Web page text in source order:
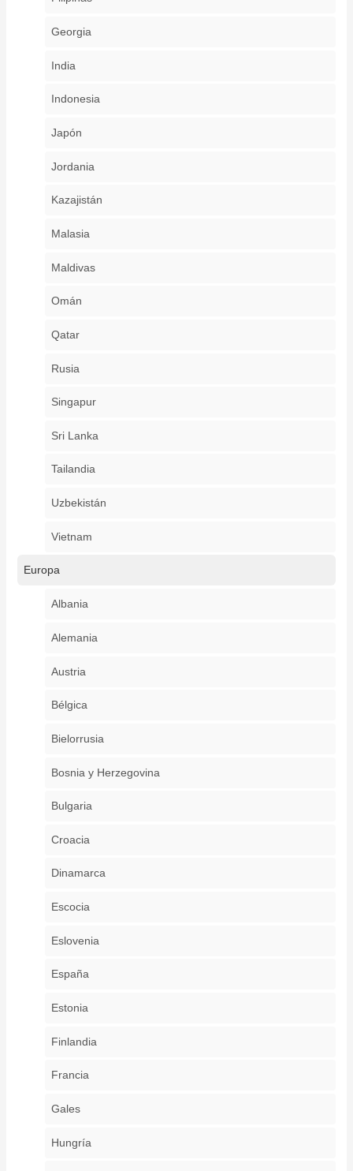
Georgia
India
Indonesia
Japón
Jordania
Kazajistán
Malasia
Maldivas
Omán
Qatar
Rusia
Singapur
Sri Lanka
Tailandia
Uzbekistán
Vietnam
Europa
Albania
Alemania
Austria
Bélgica
Bielorrusia
Bosnia y Herzegovina
Bulgaria
Croacia
Dinamarca
Escocia
Eslovenia
España
Estonia
Finlandia
Francia
Gales
Hungría